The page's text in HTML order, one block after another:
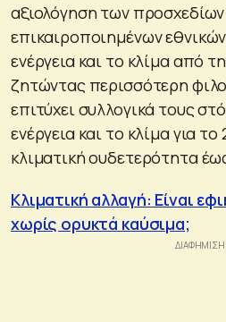
αξιολόγηση των
επικαιροποιημένων
ενέργεια και το κλίμα από
ζητώντας περισσότερη
επιτύχει συλλογικά τους
ενέργεια και το κλίμα για το
κλιματική ουδετερότητα
Κλιματική αλλαγή: Eίναι
χωρίς ορυκτά καύσιμα;